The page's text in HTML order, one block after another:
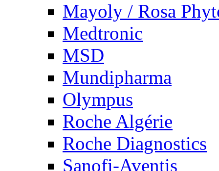
Mayoly / Rosa
Medtronic
MSD
Mundipharma
Olympus
Roche Algérie
Roche Diagnostics
Sanofi-Aventis